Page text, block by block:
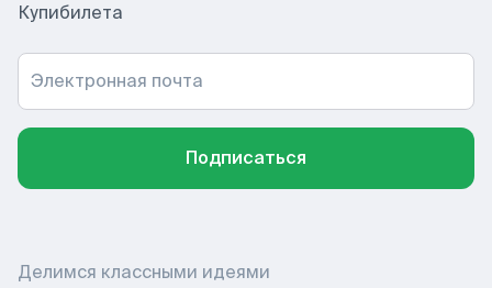
Купибилета
Электронная почта
Подписаться
Делимся классными идеями